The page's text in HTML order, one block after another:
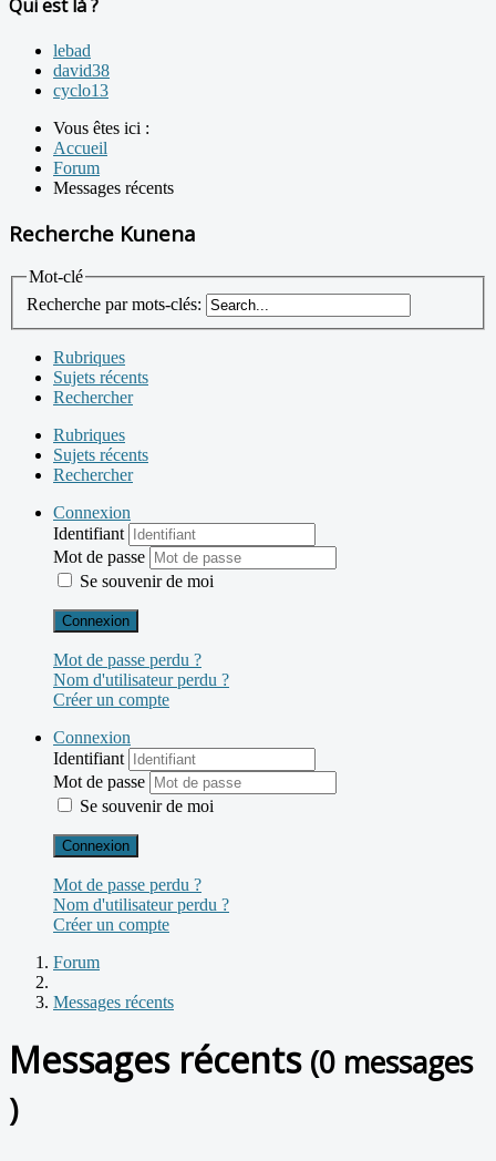
Qui est là ?
lebad
david38
cyclo13
Vous êtes ici :
Accueil
Forum
Messages récents
Recherche Kunena
Mot-clé
Recherche par mots-clés:
Rubriques
Sujets récents
Rechercher
Rubriques
Sujets récents
Rechercher
Connexion
Identifiant
Mot de passe
Se souvenir de moi
Connexion
Mot de passe perdu ?
Nom d'utilisateur perdu ?
Créer un compte
Connexion
Identifiant
Mot de passe
Se souvenir de moi
Connexion
Mot de passe perdu ?
Nom d'utilisateur perdu ?
Créer un compte
Forum
Messages récents
Messages récents (0 messages
)